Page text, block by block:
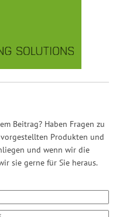
Beitrag? Haben Fragen zu
Produkten und
und wenn wir die
sie gerne für Sie heraus.